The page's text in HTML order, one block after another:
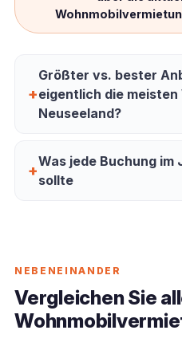
gebrauchte Transporter aus
einen Fiat Ducato aus dem
bewusst zurückhaltendes
schreit
Bewertung von 4,6/5 auf
verifizierten Bewertungen;
Größter vs. bester
eigentlich die meisten
Neuseeland?
Was jede Buchung
sollte
NEBENEINANDER
Vergleichen Sie